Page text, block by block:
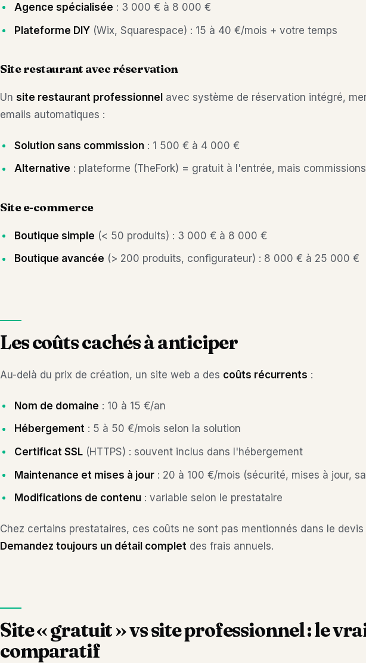
Agence spécialisée : 3 000 € à 8 000 €
Plateforme DIY (Wix, Squarespace) : 15 à 40 €/mois + votre temps
Site restaurant avec réservation
Un site restaurant professionnel avec système de réservation intégré,
emails automatiques :
Solution sans commission : 1 500 € à 4 000 €
Alternative : plateforme (TheFork) = gratuit à l'entrée, mais
Site e-commerce
Boutique simple (< 50 produits) : 3 000 € à 8 000 €
Boutique avancée (> 200 produits, configurateur) : 8 000 € à 25 000 €
Les coûts cachés à anticiper
Au-delà du prix de création, un site web a des coûts récurrents :
Nom de domaine : 10 à 15 €/an
Hébergement : 5 à 50 €/mois selon la solution
Certificat SSL (HTTPS) : souvent inclus dans l'hébergement
Maintenance et mises à jour : 20 à 100 €/mois (sécurité, mises à jour,
Modifications de contenu : variable selon le prestataire
Chez certains prestataires, ces coûts ne sont pas mentionnés dans le devis
Demandez toujours un détail complet des frais annuels.
Site « gratuit » vs site professionnel : le
comparatif